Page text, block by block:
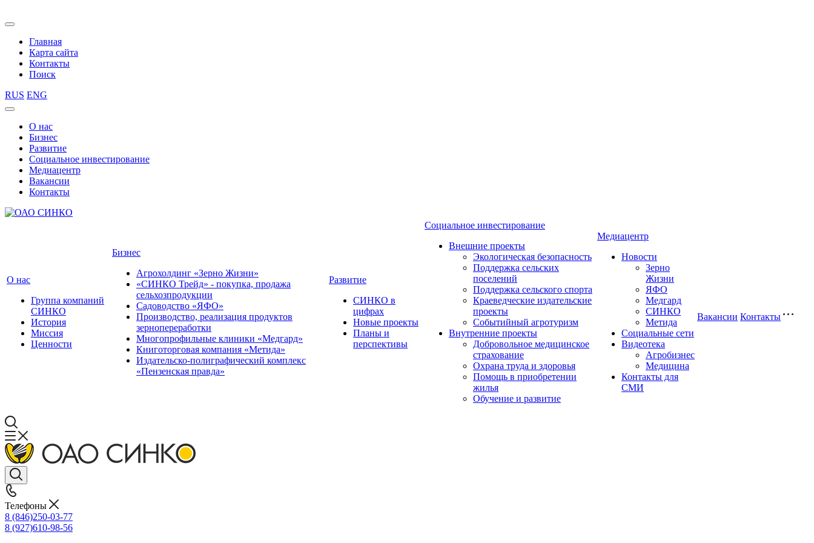
Главная
Карта сайта
Контакты
Поиск
RUS ENG
О нас
Бизнес
Развитие
Социальное инвестирование
Медиацентр
Вакансии
Контакты
О нас
Группа компаний
СИНКО
История
Миссия
Ценности
Бизнес
Агрохолдинг «Зерно Жизни»
«СИНКО Трейд» - покупка, продажа
сельхозпродукции
Садоводство «ЯФО»
Производство, реализация продуктов
зернопереработки
Многопрофильные клиники «Медгард»
Книготорговая компания «Метида»
Издательско-полиграфический комплекс
«Пензенская правда»
Развитие
СИНКО в
цифрах
Новые проекты
Планы и
перспективы
Социальное инвестирование
Внешние проекты
Экологическая безопасность
Поддержка сельских
поселений
Поддержка сельского спорта
Краеведческие издательские
проекты
Событийный агротуризм
Внутренние проекты
Добровольное медицинское
страхование
Охрана труда и здоровья
Помощь в приобретении
жилья
Обучение и развитие
Медиацентр
Новости
Зерно
Жизни
ЯФО
Медгард
СИНКО
Метида
Социальные сети
Видеотека
Агробизнес
Медицина
Контакты для
СМИ
Вакансии Контакты
Телефоны
8 (846)250-03-77
8 (927)610-98-56